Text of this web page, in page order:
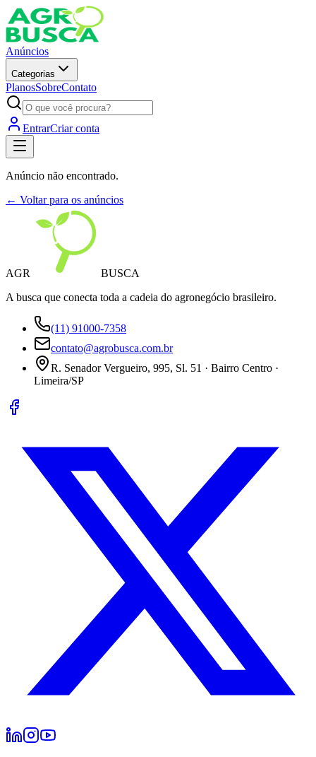
Anúncios
Categorias
PlanosSobreContato
EntrarCriar conta
Anúncio não encontrado.
← Voltar para os anúncios
AGR
BUSCA
A busca que conecta toda a cadeia do agronegócio brasileiro.
(11) 91000-7358
contato@agrobusca.com.br
R. Senador Vergueiro, 995, Sl. 51 · Bairro Centro ·
Limeira/SP